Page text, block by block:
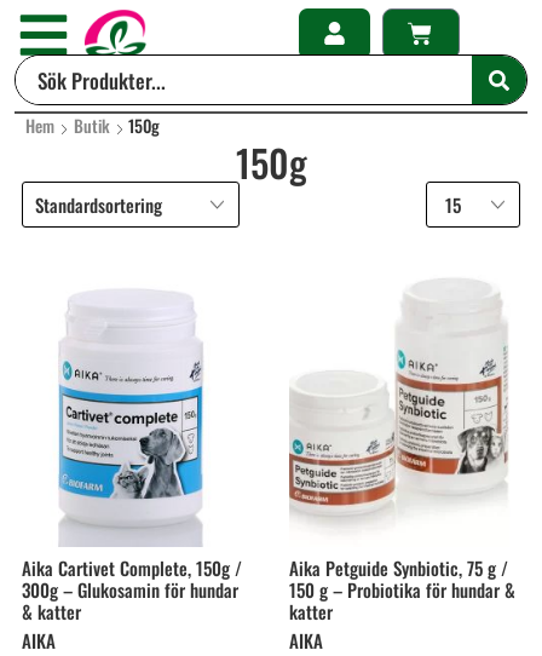
Hem Butik 150g
150g
Aika Cartivet Complete, 150g /
300g – Glukosamin för hundar
& katter
AIKA
Aika Petguide Synbiotic, 75 g /
150 g – Probiotika för hundar &
katter
AIKA